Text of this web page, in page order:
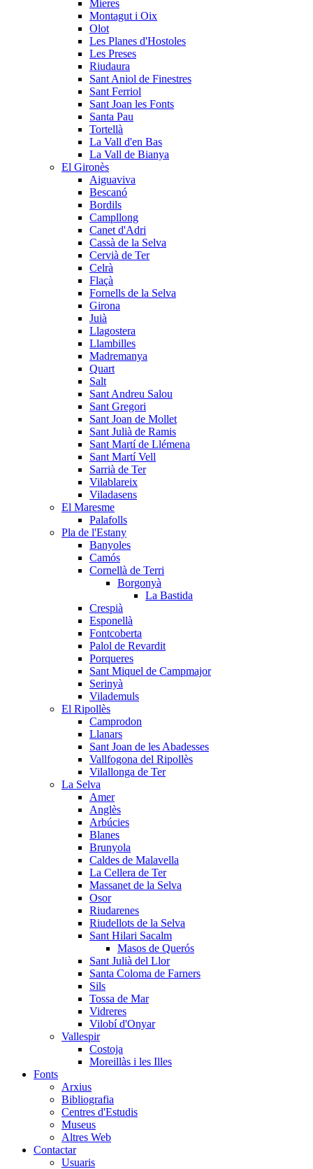
Mieres
Montagut i Oix
Olot
Les Planes d'Hostoles
Les Preses
Riudaura
Sant Aniol de Finestres
Sant Ferriol
Sant Joan les Fonts
Santa Pau
Tortellà
La Vall d'en Bas
La Vall de Bianya
El Gironès
Aiguaviva
Bescanó
Bordils
Campllong
Canet d'Adri
Cassà de la Selva
Cervià de Ter
Celrà
Flaçà
Fornells de la Selva
Girona
Juià
Llagostera
Llambilles
Madremanya
Quart
Salt
Sant Andreu Salou
Sant Gregori
Sant Joan de Mollet
Sant Julià de Ramis
Sant Martí de Llémena
Sant Martí Vell
Sarrià de Ter
Vilablareix
Viladasens
El Maresme
Palafolls
Pla de l'Estany
Banyoles
Camós
Cornellà de Terri
Borgonyà
La Bastida
Crespià
Esponellà
Fontcoberta
Palol de Revardit
Porqueres
Sant Miquel de Campmajor
Serinyà
Vilademuls
El Ripollès
Camprodon
Llanars
Sant Joan de les Abadesses
Vallfogona del Ripollès
Vilallonga de Ter
La Selva
Amer
Anglès
Arbúcies
Blanes
Brunyola
Caldes de Malavella
La Cellera de Ter
Massanet de la Selva
Osor
Riudarenes
Riudellots de la Selva
Sant Hilari Sacalm
Masos de Querós
Sant Julià del Llor
Santa Coloma de Farners
Sils
Tossa de Mar
Vidreres
Vilobí d'Onyar
Vallespir
Costoja
Moreillàs i les Illes
Fonts
Arxius
Bibliografia
Centres d'Estudis
Museus
Altres Web
Contactar
Usuaris